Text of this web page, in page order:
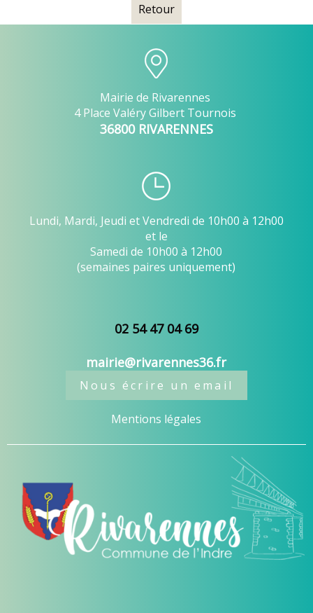
Retour
Mairie de Rivarennes
4 Place Valéry Gilbert Tournois
36800 RIVARENNES
Lundi, Mardi, Jeudi et Vendredi de 10h00 à 12h00
et le
Samedi de 10h00 à 12h00
(semaines paires uniquement)
02 54 47 04 69
mairie@rivarennes36.fr
Nous écrire un email
Mentions légales